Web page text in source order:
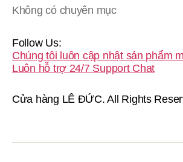
Không có chuyên mục
Follow Us:
Chúng tôi luôn cập nhật sản phẩm
Luôn hỗ trợ 24/7 Support Chat
Cửa hàng LÊ ĐỨC. All Rights